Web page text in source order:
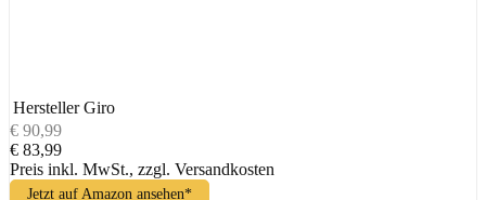
Hersteller Giro
€ 90,99
€ 83,99
Preis inkl. MwSt., zzgl. Versandkosten
Jetzt auf Amazon ansehen*